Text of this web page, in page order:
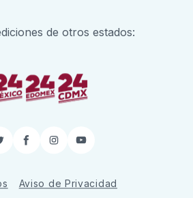
de otros estados:
Facebook
InstagramYouTube
Aviso de Privacidad